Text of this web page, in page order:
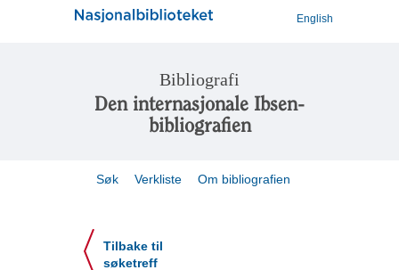
English
Bibliografi
Den internasjonale Ibsen-
bibliografien
Søk Verkliste Om bibliografien
Tilbake til
søketreff